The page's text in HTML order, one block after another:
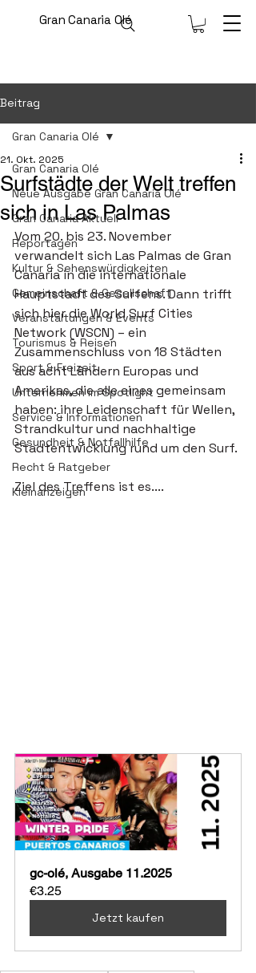
Gran Canaria Olé
Beitrag
Gran Canaria Olé
Neue Ausgabe Gran Canaria Olé
Gran Canaria Aktuell
Reportagen
Kultur & Sehenswürdigkeiten
Gemeinschaft & Gesellschaft
Veranstaltungen & Events
Tourismus & Reisen
Sport & Freizeit
Unternehmen im Spotlight
Service & Informationen
Gesundheit & Notfallhilfe
Recht & Ratgeber
Kleinanzeigen
Gran Canaria Olé
Surfstädte der Welt treffen
sich in Las Palmas
21. Okt. 2025
Vom 20. bis 23. November
verwandelt sich Las Palmas de Gran
Canaria in die internationale
Hauptstadt des Surfens. Dann trifft
sich hier die World Surf Cities
Network (WSCN) – ein
Zusammenschluss von 18 Städten
aus acht Ländern Europas und
Amerikas, die alle eines gemeinsam
haben: ihre Leidenschaft für Wellen,
Strandkultur und nachhaltige
Stadtentwicklung rund um den Surf.
Ziel des Treffens ist es....
gc-olé, Ausgabe 11.2025
€3.25
Jetzt kaufen